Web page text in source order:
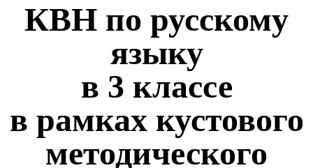
КВН по русскому
языку
в 3 классе
в рамках кустового
методического